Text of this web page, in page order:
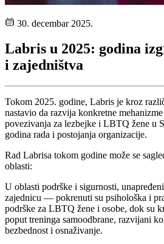
30. decembar 2025.
Labris u 2025: godina
i zajedništva
Tokom 2025. godine, Labris je kroz
nastavio da razvija konkretne
povezivanja za lezbejke i LBTQ žene u
godina rada i postojanja organizacije.
Rad Labrisa tokom godine može se
oblasti:
U oblasti podrške i sigurnosti,
zajednicu — pokrenuti su psihološka i
podrške za LBTQ žene i osobe, dok su
poput treninga samoodbrane, razvijani
bezbednost i osnaživanje.